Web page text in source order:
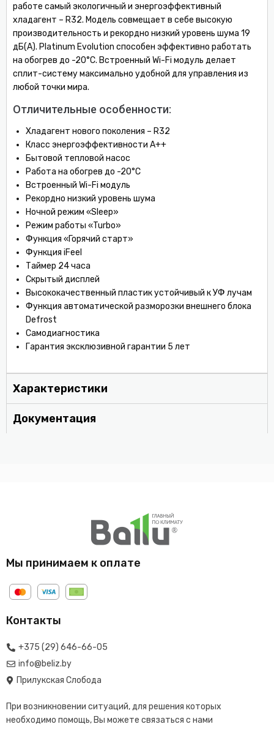
работе самый экологичный и энергоэффективный
хладагент – R32. Модель совмещает в себе высокую
производительность и рекордно низкий уровень шума 19
дБ(А). Platinum Evolution способен эффективно работать
на обогрев до -20°С. Встроенный Wi-Fi модуль делает
сплит-систему максимально удобной для управления из
любой точки мира.
Отличительные особенности:
Хладагент нового поколения – R32
Класс энергоэффективности A++
Бытовой тепловой насос
Работа на обогрев до -20°С
Встроенный Wi-Fi модуль
Рекордно низкий уровень шума
Ночной режим «Sleep»
Режим работы «Turbo»
Функция «Горячий старт»
Функция iFeel
Таймер 24 часа
Скрытый дисплей
Высококачественный пластик устойчивый к УФ лучам
Функция автоматической разморозки внешнего блока
Defrost
Самодиагностика
Гарантия эксклюзивной гарантии 5 лет
Характеристики
Документация
Мы принимаем к оплате
Контакты
+375 (29) 646-66-05
info@beliz.by
Прилукская Слобода
При возникновении ситуаций, для решения которых
необходимо помощь, Вы можете связаться с нами